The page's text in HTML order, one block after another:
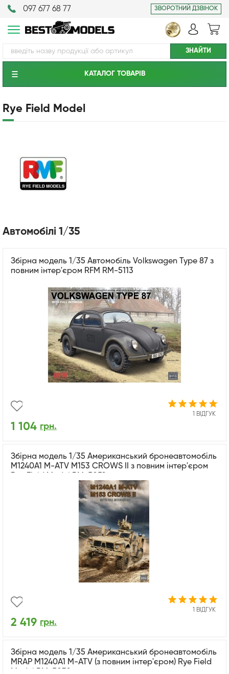
097 677 68 77 ЗВОРОТНИЙ ДЗВІНОК
КАТАЛОГ ТОВАРIВ
Rye Field Model
Автомобілі 1/35
Збірна модель 1/35 Автомобіль Volkswagen Type 87 з
повним інтер'єром RFM RM-5113
1 ВІДГУК
1 104 грн.
Збірна модель 1/35 Американський бронеавтомобіль
M1240A1 M-ATV M153 CROWS II з повним інтер'єром
1 ВІДГУК
2 419 грн.
Збірна модель 1/35 Американський бронеавтомобіль
MRAP M1240A1 M-ATV (з повним інтер'єром) Rye Field